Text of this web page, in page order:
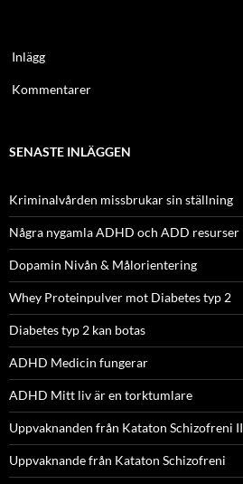
Inlägg
Kommentarer
SENASTE INLÄGGEN
Kriminalvården missbrukar sin ställning
Några nygamla ADHD och ADD resurser
Dopamin Nivån & Målorientering
Whey Proteinpulver mot Diabetes typ 2
Diabetes typ 2 kan botas
ADHD Medicin fungerar
ADHD Mitt liv är en torktumlare
Uppvaknanden från Kataton Schizofreni II
Uppvaknande från Kataton Schizofreni